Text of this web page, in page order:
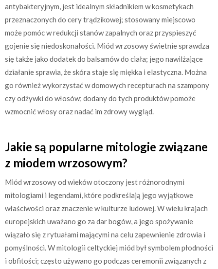
antybakteryjnym, jest idealnym składnikiem w kosmetykach
przeznaczonych do cery trądzikowej; stosowany miejscowo
może pomóc w redukcji stanów zapalnych oraz przyspieszyć
gojenie się niedoskonałości. Miód wrzosowy świetnie sprawdza
się także jako dodatek do balsamów do ciała; jego nawilżające
działanie sprawia, że skóra staje się miękka i elastyczna. Można
go również wykorzystać w domowych recepturach na szampony
czy odżywki do włosów; dodany do tych produktów pomoże
wzmocnić włosy oraz nadać im zdrowy wygląd.
Jakie są popularne mitologie związane
z miodem wrzosowym?
Miód wrzosowy od wieków otoczony jest różnorodnymi
mitologiami i legendami, które podkreślają jego wyjątkowe
właściwości oraz znaczenie w kulturze ludowej. W wielu krajach
europejskich uważano go za dar bogów, a jego spożywanie
wiązało się z rytuałami mającymi na celu zapewnienie zdrowia i
pomyślności. W mitologii celtyckiej miód był symbolem płodności
i obfitości; często używano go podczas ceremonii związanych z